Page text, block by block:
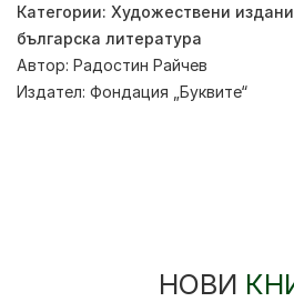
Категории: Художествени
българска литература
Автор: Радостин Райчев
Издател: Фондация „Буквите“
НОВИ